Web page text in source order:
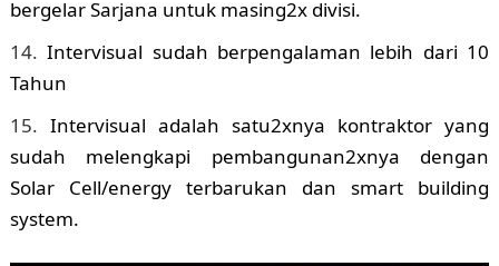
bergelar Sarjana untuk masing2x divisi.
Intervisual sudah berpengalaman lebih dari 10
Tahun
Intervisual adalah satu2xnya kontraktor yang
sudah melengkapi pembangunan2xnya dengan
Solar Cell/energy terbarukan dan smart building
system.